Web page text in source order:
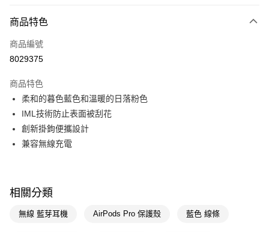
POYA支付
信用卡一次付款
Apple Pay
街口支付
悠遊付
相關說明
【關於「AFTEE先享後付」】
商品特色
商品編號
8029375
商品特色
柔和的暮色藍色和溫暖的日落粉色
IML技術防止表面被刮花
創新掛鉤便攜設計
兼容無線充電
相關分類
無線 藍芽耳機 AirPods Pro 保護殼 藍色 線條